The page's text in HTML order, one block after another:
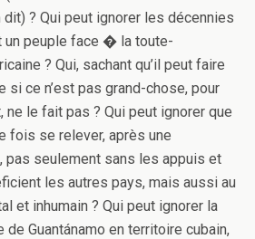
? Qui peut ignorer les décennies
un peuple face � la toute-
? Qui, sachant qu’il peut faire
si ce n’est pas grand-chose, pour
le fait pas ? Qui peut ignorer que
fois se relever, après une
pas seulement sans les appuis et
les autres pays, mais aussi au
et inhumain ? Qui peut ignorer la
Guantánamo en territoire cubain,